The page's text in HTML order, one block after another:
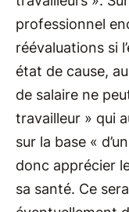
professionnel
réévaluations si
état de cause,
de salaire ne
travailleur » qui
sur la base «
donc apprécier
sa santé. Ce